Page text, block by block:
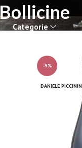
Categorie
-9%
DANIELE PICCININ